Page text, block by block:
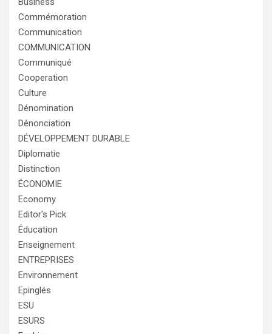
Commémoration
Communication
COMMUNICATION
Communiqué
Cooperation
Culture
Dénomination
Dénonciation
DÉVELOPPEMENT DURABLE
Diplomatie
Distinction
ÉCONOMIE
Economy
Editor's Pick
Éducation
Enseignement
ENTREPRISES
Environnement
Epinglés
ESU
ESURS